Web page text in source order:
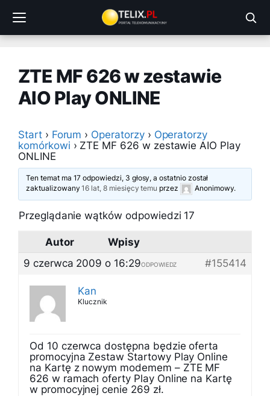
treści
ZTE MF 626 w zestawie
AIO Play ONLINE
Start › Forum › Operatorzy › Operatorzy
komórkowi › ZTE MF 626 w zestawie AIO Play
ONLINE
Ten temat ma 17 odpowiedzi, 3 głosy, a ostatnio został
zaktualizowany16 lat, 8 miesięcy temu przez Anonimowy.
Przeglądanie wątków odpowiedzi 17
Autor
Wpisy
9 czerwca 2009 o 16:29
#155414
ODPOWIEDZ
Kan
Klucznik
Od 10 czerwca dostępna będzie oferta
promocyjna Zestaw Startowy Play Online
na Kartę z nowym modemem – ZTE MF
626 w ramach oferty Play Online na Kartę
w promocyjnej cenie 269 zł.